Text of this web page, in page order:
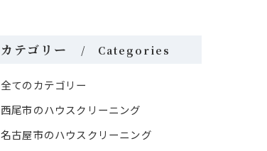
カテゴリー Categories
全てのカテゴリー
西尾市のハウスクリーニング
名古屋市のハウスクリーニング